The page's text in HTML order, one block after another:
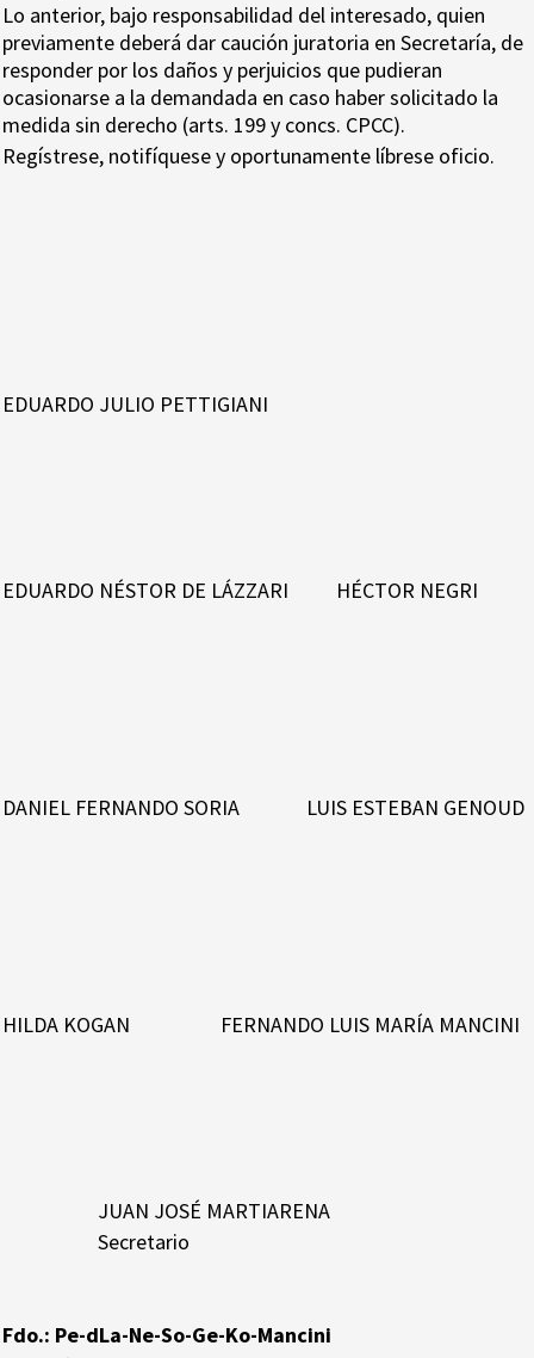
Lo anterior, bajo responsabilidad del interesado, quien
previamente deberá dar caución juratoria en Secretaría, de
responder por los daños y perjuicios que pudieran
ocasionarse a la demandada en caso haber solicitado la
medida sin derecho (arts. 199 y concs. CPCC).
Regístrese, notifíquese y oportunamente líbrese oficio.
EDUARDO JULIO PETTIGIANI
EDUARDO NÉSTOR DE LÁZZARI HÉCTOR NEGRI
DANIEL FERNANDO SORIA LUIS ESTEBAN GENOUD
HILDA KOGAN FERNANDO LUIS MARÍA MANCINI
JUAN JOSÉ MARTIARENA
Secretario
Fdo.: Pe-dLa-Ne-So-Ge-Ko-Mancini